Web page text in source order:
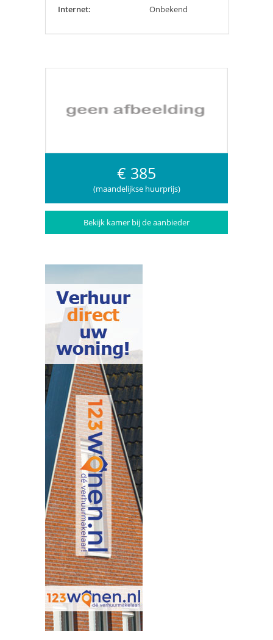
Internet:
Onbekend
€ 385
(maandelijkse huurprijs)
Bekijk kamer bij de aanbieder